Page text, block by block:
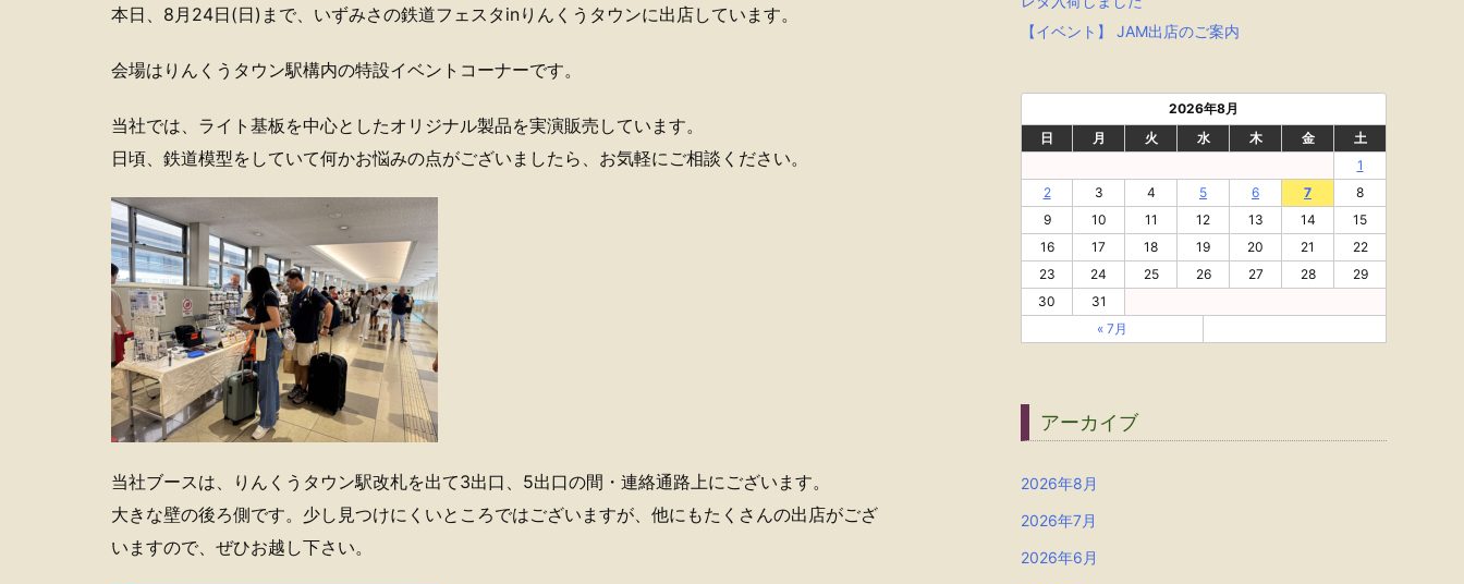
本日、8月24日(日)まで、いずみさの鉄道フェスタinりんくうタウンに出店しています。
会場はりんくうタウン駅構内の特設イベントコーナーです。
当社では、ライト基板を中心としたオリジナル製品を実演販売しています。
日頃、鉄道模型をしていて何かお悩みの点がございましたら、お気軽にご相談ください。
当社ブースは、りんくうタウン駅改札を出て3出口、5出口の間・連絡通路上にございます。
大きな壁の後ろ側です。少し見つけにくいところではございますが、他にもたくさんの出店がござ
いますので、ぜひお越し下さい。
【イベント】 JAM出店のご案内
2026年8月
日
月 火 水 木 金
土
1
2
3 4 5 6 7
8
9
10 11 12 13 14
15
16
17 18 19 20 21
22
23
24 25 26 27 28
29
30
31
« 7月
アーカイブ
2026年8月
2026年7月
2026年6月